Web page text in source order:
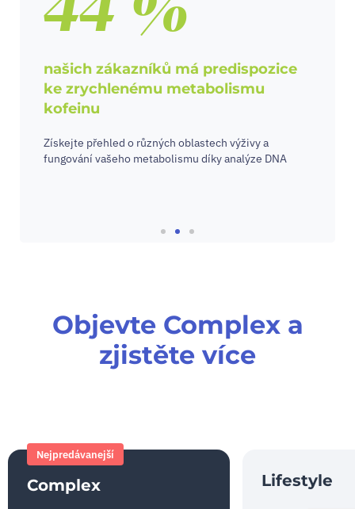
44 %
našich zákazníků má predispozice
ke zrychlenému metabolismu
kofeinu
Získejte přehled o různých oblastech výživy a
fungování vašeho metabolismu díky analýze DNA
Objevte Complex a
zjistěte více
Nejpredávanejší
Complex Lifestyle